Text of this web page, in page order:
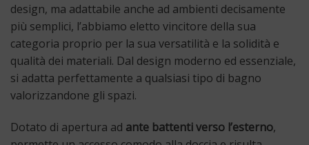
design, ma adattabile anche ad ambienti decisamente
più semplici, l’abbiamo eletto vincitore della sua
categoria proprio per la sua versatilità e la solidità e
qualità dei materiali. Dal design moderno ed essenziale,
si adatta perfettamente a qualsiasi tipo di bagno
valorizzandone gli spazi.
Dotato di apertura ad ante battenti verso l’esterno,